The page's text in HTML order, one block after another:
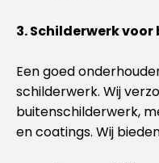
3. Schilderwerk
Een goed
schilderwerk. Wij
buitenschilderwerk,
en coatings. Wij